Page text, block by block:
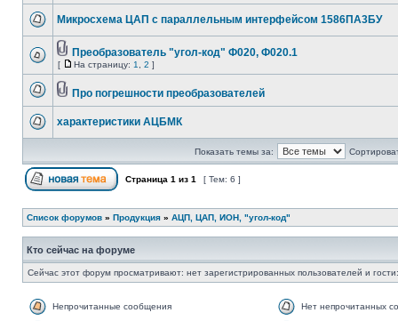
Микросхема ЦАП с параллельным интерфейсом 1586ПА3БУ
Преобразователь "угол-код" Ф020, Ф020.1
[ На страницу: 1 2 ]
Про погрешности преобразователей
характеристики АЦБМК
Показать темы за:
Страница 1 из 1 [ Тем: 6 ]
Список форумов » Продукция » АЦП, ЦАП, ИОН, "угол-код"
Кто сейчас на форуме
Сейчас этот форум просматривают: нет зарегистрированных пользователей и
Непрочитанные сообщения Нет непрочитанных